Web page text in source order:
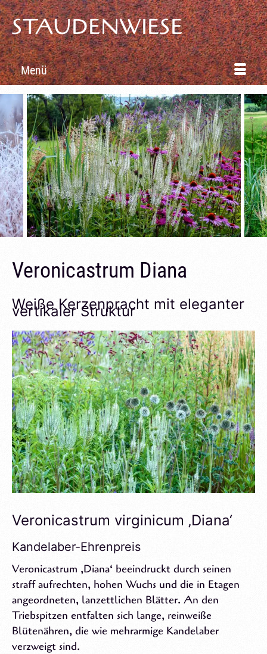
STAUDENWIESE
Menü
Veronicastrum Diana
Weiße Kerzenpracht mit eleganter
vertikaler Struktur
Veronicastrum virginicum ‚Diana‘
Kandelaber-Ehrenpreis
Veronicastrum ‚Diana‘ beeindruckt durch seinen
straff aufrechten, hohen Wuchs und die in Etagen
angeordneten, lanzettlichen Blätter. An den
Triebspitzen entfalten sich lange, reinweiße
Blütenähren, die wie mehrarmige Kandelaber
verzweigt sind.